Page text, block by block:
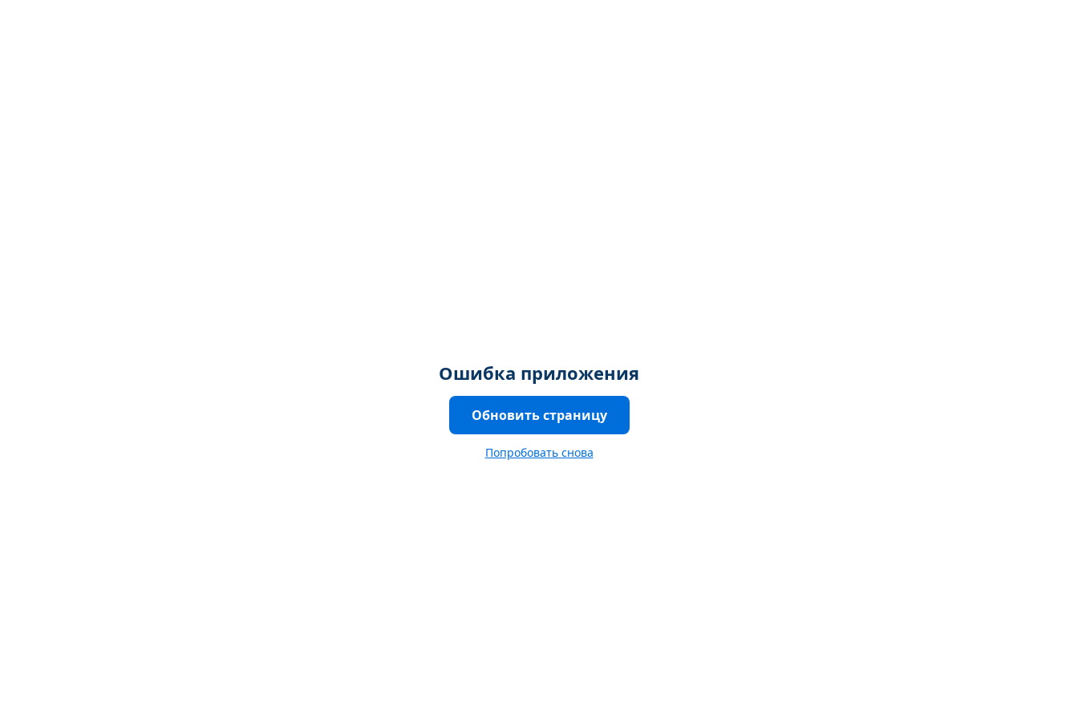
Ошибка приложения
Обновить страницу
Попробовать снова